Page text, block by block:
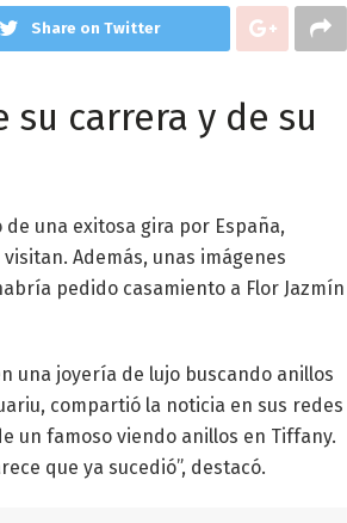
Share on Twitter
carrera y de su
una exitosa gira por España,
Además, unas imágenes
pedido casamiento a Flor Jazmín
una joyería de lujo buscando anillos
compartió la noticia en sus redes
un famoso viendo anillos en Tiffany.
que ya sucedió”, destacó.